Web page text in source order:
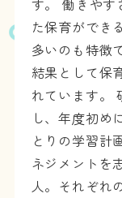
す。 働きやす
た保育ができ
多いのも特徴
結果として保
れています。
し、年度初め
とりの学習計
ネジメントを
人。それぞれ